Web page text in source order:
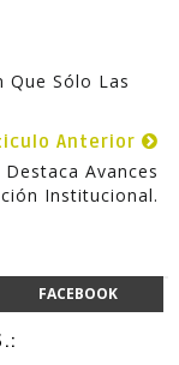
Que Sólo Las
Anterior
Avances
Institucional.
FACEBOOK